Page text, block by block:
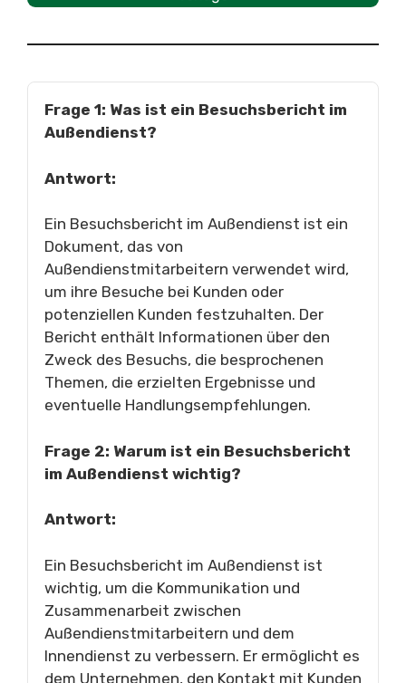
Frage 1: Was ist ein Besuchsbericht im
Außendienst?
Antwort:
Ein Besuchsbericht im Außendienst ist ein
Dokument, das von
Außendienstmitarbeitern verwendet wird,
um ihre Besuche bei Kunden oder
potenziellen Kunden festzuhalten. Der
Bericht enthält Informationen über den
Zweck des Besuchs, die besprochenen
Themen, die erzielten Ergebnisse und
eventuelle Handlungsempfehlungen.
Frage 2: Warum ist ein Besuchsbericht
im Außendienst wichtig?
Antwort:
Ein Besuchsbericht im Außendienst ist
wichtig, um die Kommunikation und
Zusammenarbeit zwischen
Außendienstmitarbeitern und dem
Innendienst zu verbessern. Er ermöglicht es
dem Unternehmen, den Kontakt mit Kunden